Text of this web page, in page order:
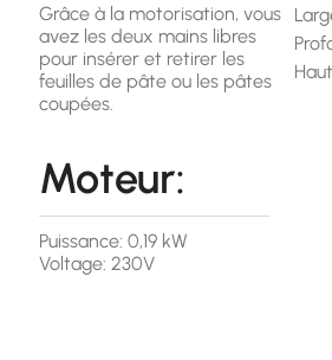
Grâce à la motorisation, vous
avez les deux mains libres
pour insérer et retirer les
feuilles de pâte ou les pâtes
coupées.
Moteur:
Puissance: 0,19 kW
Voltage: 230V